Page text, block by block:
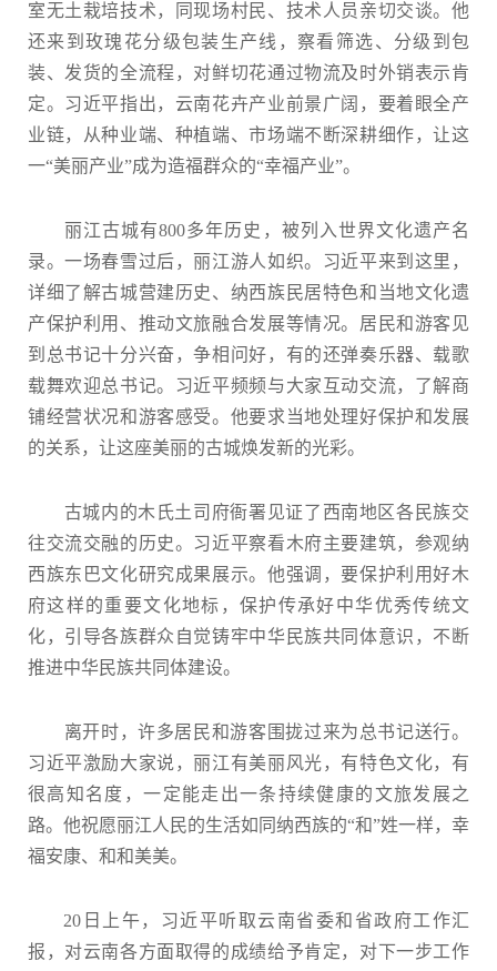
室无土栽培技术，同现场村民、技术人员亲切交谈。他
还来到玫瑰花分级包装生产线，察看筛选、分级到包
装、发货的全流程，对鲜切花通过物流及时外销表示肯
定。习近平指出，云南花卉产业前景广阔，要着眼全产
业链，从种业端、种植端、市场端不断深耕细作，让这
一“美丽产业”成为造福群众的“幸福产业”。
丽江古城有800多年历史，被列入世界文化遗产名
录。一场春雪过后，丽江游人如织。习近平来到这里，
详细了解古城营建历史、纳西族民居特色和当地文化遗
产保护利用、推动文旅融合发展等情况。居民和游客见
到总书记十分兴奋，争相问好，有的还弹奏乐器、载歌
载舞欢迎总书记。习近平频频与大家互动交流，了解商
铺经营状况和游客感受。他要求当地处理好保护和发展
的关系，让这座美丽的古城焕发新的光彩。
古城内的木氏土司府衙署见证了西南地区各民族交
往交流交融的历史。习近平察看木府主要建筑，参观纳
西族东巴文化研究成果展示。他强调，要保护利用好木
府这样的重要文化地标，保护传承好中华优秀传统文
化，引导各族群众自觉铸牢中华民族共同体意识，不断
推进中华民族共同体建设。
离开时，许多居民和游客围拢过来为总书记送行。
习近平激励大家说，丽江有美丽风光，有特色文化，有
很高知名度，一定能走出一条持续健康的文旅发展之
路。他祝愿丽江人民的生活如同纳西族的“和”姓一样，幸
福安康、和和美美。
20日上午，习近平听取云南省委和省政府工作汇
报，对云南各方面取得的成绩给予肯定，对下一步工作